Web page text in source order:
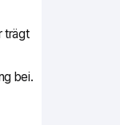
trägt
bei.